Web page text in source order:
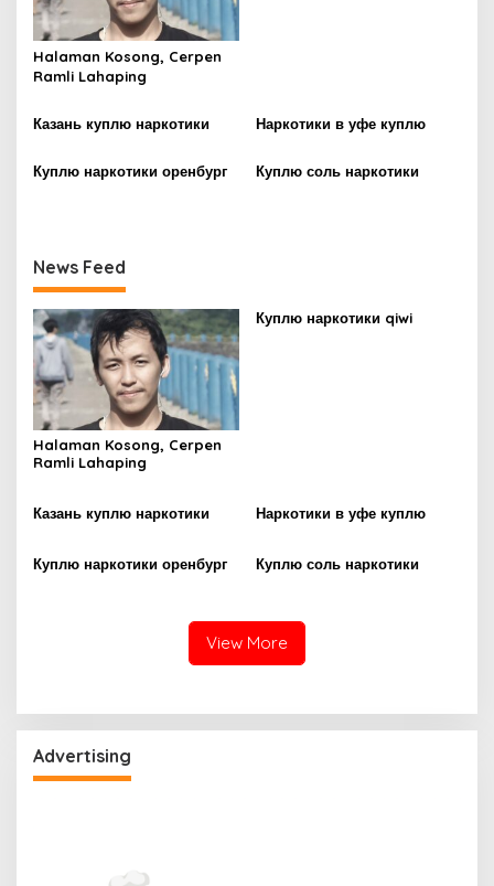
g
a
i
o
n
Halaman Kosong, Cerpen
Ramli Lahaping
Казань куплю наркотики Наркотики в уфе куплю
Куплю наркотики оренбург Куплю соль наркотики
News Feed
Halaman Kosong, Cerpen
Ramli Lahaping
Куплю наркотики qiwi
Казань куплю наркотики Наркотики в уфе куплю
Куплю наркотики оренбург Куплю соль наркотики
View More
Advertising